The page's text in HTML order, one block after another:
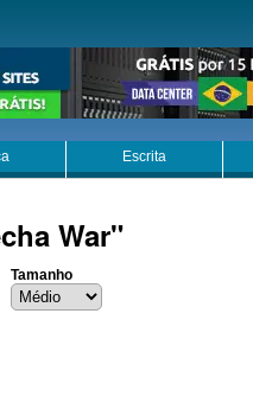
Escrita
War"
Tamanho